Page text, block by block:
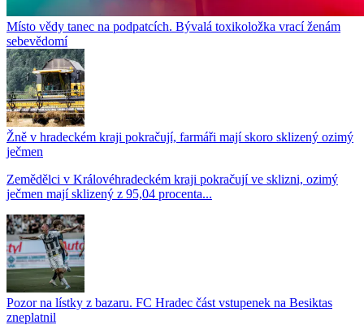
Místo vědy tanec na podpatcích. Bývalá toxikoložka vrací ženám
sebevědomí
Žně v hradeckém kraji pokračují, farmáři mají skoro sklizený ozimý
ječmen
Zemědělci v Královéhradeckém kraji pokračují ve sklizni, ozimý
ječmen mají sklizený z 95,04 procenta...
Pozor na lístky z bazaru. FC Hradec část vstupenek na Besiktas
zneplatnil